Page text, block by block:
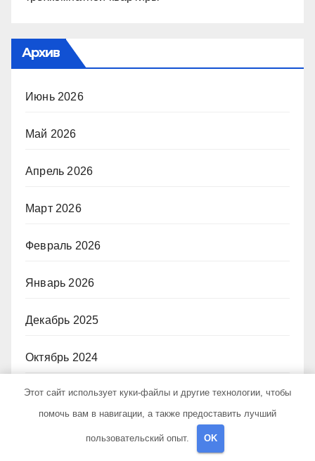
Архив
Июнь 2026
Май 2026
Апрель 2026
Март 2026
Февраль 2026
Январь 2026
Декабрь 2025
Октябрь 2024
Июль 2024
Этот сайт использует куки-файлы и другие технологии, чтобы
помочь вам в навигации, а также предоставить лучший
пользовательский опыт. OK